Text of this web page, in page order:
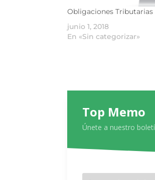
Obligaciones Tributarias
junio 1, 2018
En «Sin categorizar»
Top Memo
Únete a nuestro